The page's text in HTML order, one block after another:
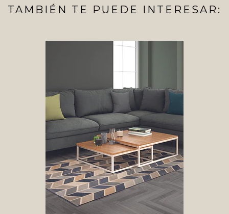
TAMBIÉN TE PUEDE INTERESAR: